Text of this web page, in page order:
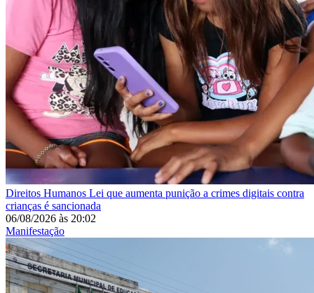
Direitos Humanos Lei que aumenta punição a crimes digitais contra
crianças é sancionada
06/08/2026 às 20:02
Manifestação